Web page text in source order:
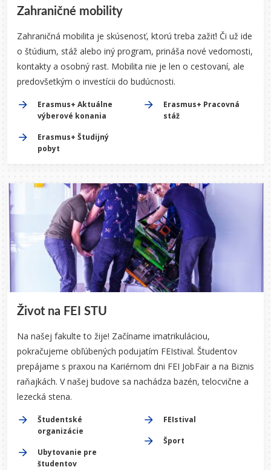
Zahraničné mobility
Zahraničná mobilita je skúsenosť, ktorú treba zažiť! Či už ide
o štúdium, stáž alebo iný program, prináša nové vedomosti,
kontakty a osobný rast. Mobilita nie je len o cestovaní, ale
predovšetkým o investícii do budúcnosti.
Erasmus+ Aktuálne
výberové konania
Erasmus+ Študijný
pobyt
Erasmus+ Pracovná
stáž
Život na FEI STU
Na našej fakulte to žije! Začíname imatrikuláciou,
pokračujeme obľúbených podujatím FEIstival. Študentov
prepájame s praxou na Kariérnom dni FEI JobFair a na Biznis
raňajkách. V našej budove sa nachádza bazén, telocvične a
lezecká stena.
Študentské
organizácie
Ubytovanie pre
študentov
FEIstival
Šport